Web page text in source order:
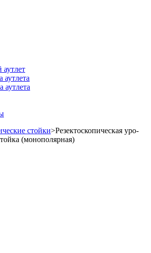
аутлета
аутлета
стойки>Резектоскопическая уро-
(монополярная)